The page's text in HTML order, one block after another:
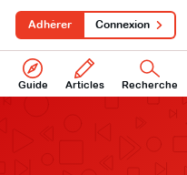
Guide Articles Recherche
Adhérer Connexion